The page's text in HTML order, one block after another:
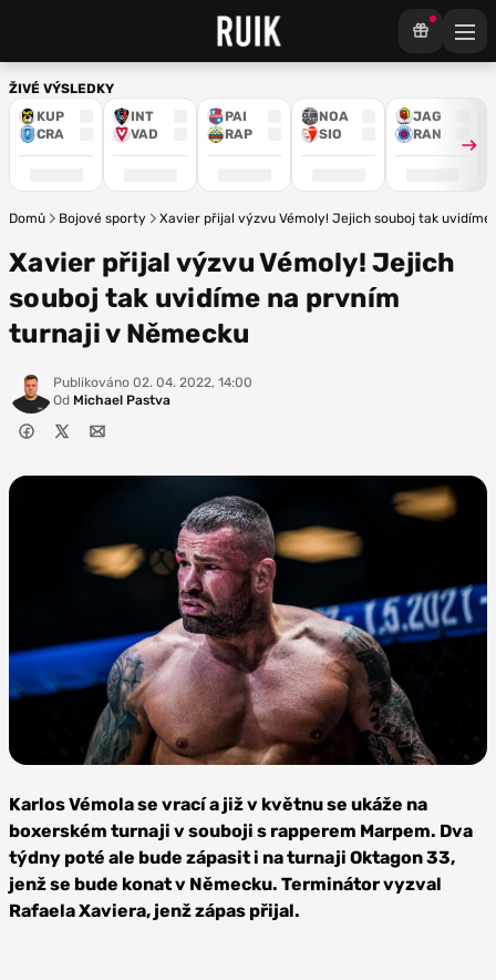
ŽIVÉ VÝSLEDKY
KUP
CRA
INT
VAD
PAI
RAP
NOA
SIO
JAG
RAN
Domů Bojové sporty Xavier přijal výzvu Vémoly! Jejich souboj tak
Xavier přijal výzvu Vémoly! Jejich
souboj tak uvidíme na prvním
turnaji v Německu
Publikováno 02. 04. 2022, 14:00
Od Michael Pastva
Oktagon
MMA
Karlos Vémola se vrací a již v květnu se ukáže na
boxerském turnaji v souboji s rapperem Marpem. Dva
týdny poté ale bude zápasit i na turnaji Oktagon 33,
jenž se bude konat v Německu. Terminátor vyzval
Rafaela Xaviera, jenž zápas přijal.